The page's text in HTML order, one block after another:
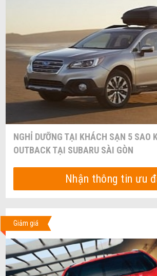
NGHỈ DƯỠNG TẠI KHÁCH SẠN 5 SAO
OUTBACK TẠI SUBARU SÀI GÒN
Nhận thông tin ưu
Giảm giá